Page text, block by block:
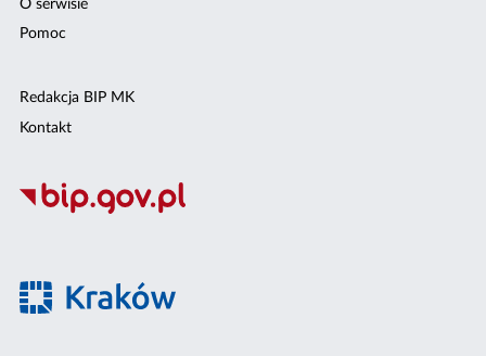
O serwisie
Pomoc
Redakcja BIP MK
Kontakt